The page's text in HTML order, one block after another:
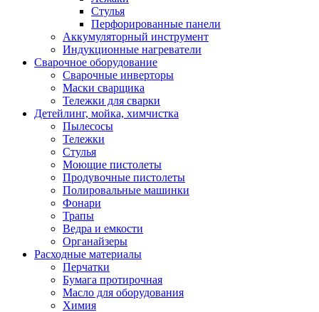
Стулья
Перфорированные панели
Аккумуляторный инструмент
Индукционные нагреватели
Сварочное оборудование
Сварочные инверторы
Маски сварщика
Тележки для сварки
Детейлинг, мойка, химчистка
Пылесосы
Тележки
Стулья
Моющие пистолеты
Продувочные пистолеты
Полировальные машинки
Фонари
Трапы
Ведра и емкости
Органайзеры
Расходные материалы
Перчатки
Бумага протирочная
Масло для оборудования
Химия